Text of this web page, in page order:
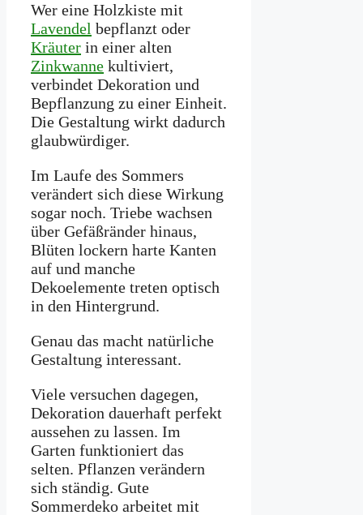
Wer eine Holzkiste mit
Lavendel bepflanzt oder
Kräuter in einer alten
Zinkwanne kultiviert,
verbindet Dekoration und
Bepflanzung zu einer Einheit.
Die Gestaltung wirkt dadurch
glaubwürdiger.
Im Laufe des Sommers
verändert sich diese Wirkung
sogar noch. Triebe wachsen
über Gefäßränder hinaus,
Blüten lockern harte Kanten
auf und manche
Dekoelemente treten optisch
in den Hintergrund.
Genau das macht natürliche
Gestaltung interessant.
Viele versuchen dagegen,
Dekoration dauerhaft perfekt
aussehen zu lassen. Im
Garten funktioniert das
selten. Pflanzen verändern
sich ständig. Gute
Sommerdeko arbeitet mit